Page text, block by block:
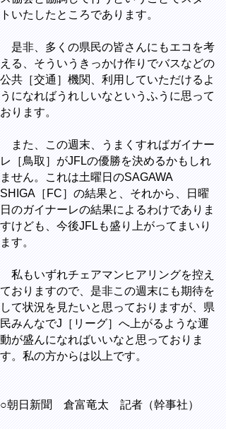
トいたしたところであります。
是非、多くの県民の皆さんにもエコを考
える、そういうきっかけ作りでバスなどの
公共［交通］機関、利用していただけるよ
うになればうれしいなというふうに思って
おります。
また、この週末、うまくすればガイナー
レ［鳥取］がJFLの優勝を決めるかもしれ
ません。これは土曜日のSAGAWA
SHIGA［FC］の結果と、それから、日曜
日のガイナーレの結果によるわけでありま
すけども、今後JFLも盛り上がってまいり
ます。
私もいずれチェアマンヒアリングを控え
ておりますので、是非この週末にも期待を
して状況を見たいと思っておりますが、県
民みんなでJ［リーグ］へ上がるような運
動が盛んになればいいなと思っておりま
す。私の方からは以上です。
○朝日新聞 倉富竜太 記者（幹事社）